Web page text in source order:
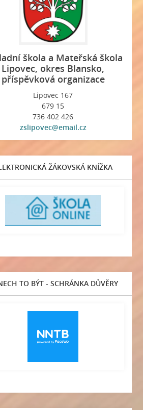
škola a Mateřská škola
Lipovec, okres Blansko,
příspěvková organizace
Lipovec 167
679 15
736 402 426
zslipovec@email.cz
ŽÁKOVSKÁ KNÍŽKA
TO BÝT - SCHRÁNKA DŮVĚRY